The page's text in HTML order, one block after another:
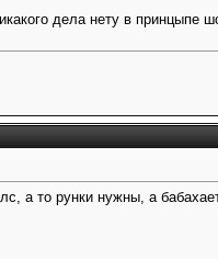
дела нету в принцыпе
а то рунки нужны, а